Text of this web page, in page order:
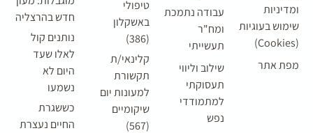
ומדיניות
שימוש בעוגיות
מפת אתר
עבודה נתמכת
ומח"ר
תעשייתי
שילוב וליווי
תעסוקתי
למתמודדי
נפש
טיפולי
באשקלון
קלינאי/ת
תקשורת
למעונות יום
שיקומיים
חדש בהרצליה
נותנים קול
לאלו שעד
היום לא
נשמעו
כששגרת
החיים נעצרת